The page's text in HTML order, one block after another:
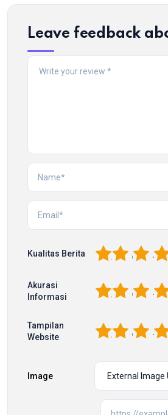
Leave feedback
Kualitas Berita 4
3
2
Akurasi
Informasi
4
3
2
Tampilan
Website
4
3
2
Image